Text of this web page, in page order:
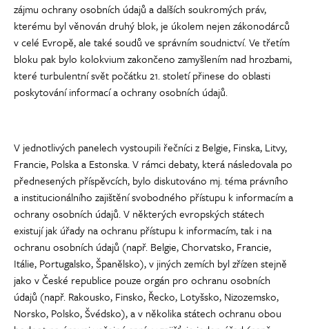
zájmu ochrany osobních údajů a dalších soukromých práv,
kterému byl věnován druhý blok, je úkolem nejen zákonodárců
v celé Evropě, ale také soudů ve správním soudnictví. Ve třetím
bloku pak bylo kolokvium zakončeno zamyšlením nad hrozbami,
které turbulentní svět počátku 21. století přinese do oblasti
poskytování informací a ochrany osobních údajů.
V jednotlivých panelech vystoupili řečníci z Belgie, Finska, Litvy,
Francie, Polska a Estonska. V rámci debaty, která následovala po
přednesených příspěvcích, bylo diskutováno mj. téma právního
a institucionálního zajištění svobodného přístupu k informacím a
ochrany osobních údajů. V některých evropských státech
existují jak úřady na ochranu přístupu k informacím, tak i na
ochranu osobních údajů (např. Belgie, Chorvatsko, Francie,
Itálie, Portugalsko, Španělsko), v jiných zemích byl zřízen stejně
jako v České republice pouze orgán pro ochranu osobních
údajů (např. Rakousko, Finsko, Řecko, Lotyšsko, Nizozemsko,
Norsko, Polsko, Švédsko), a v několika státech ochranu obou